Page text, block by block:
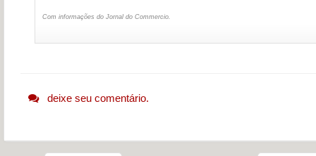
Com informações do Jornal do Commercio.
deixe seu comentário.